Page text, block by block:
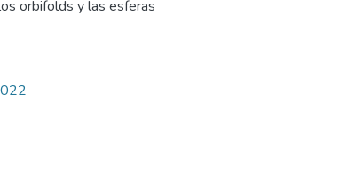
orbifolds y las esferas